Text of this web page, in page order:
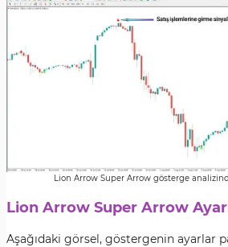
Lion Arrow Super Arrow gösterge
Lion Arrow Super Arrow
Aşağıdaki görsel, göstergenin ayarlar